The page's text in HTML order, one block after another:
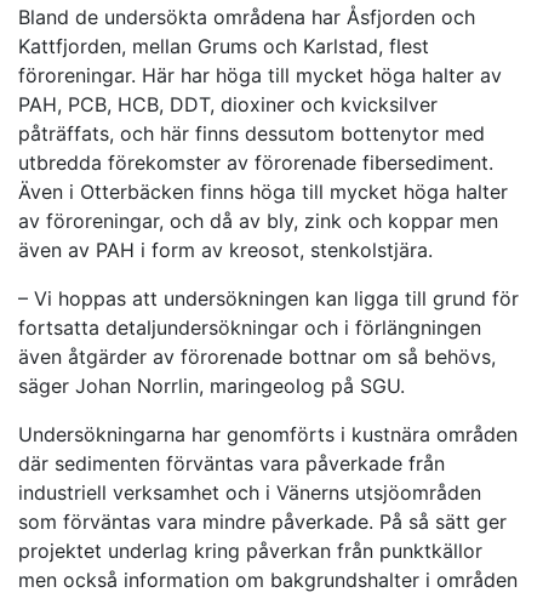
Bland de undersökta områdena har Åsfjorden och
Kattfjorden, mellan Grums och Karlstad, flest
föroreningar. Här har höga till mycket höga halter av
PAH, PCB, HCB, DDT, dioxiner och kvicksilver
påträffats, och här finns dessutom bottenytor med
utbredda förekomster av förorenade fibersediment.
Även i Otterbäcken finns höga till mycket höga halter
av föroreningar, och då av bly, zink och koppar men
även av PAH i form av kreosot, stenkolstjära.
– Vi hoppas att undersökningen kan ligga till grund för
fortsatta detaljundersökningar och i förlängningen
även åtgärder av förorenade bottnar om så behövs,
säger Johan Norrlin, maringeolog på SGU.
Undersökningarna har genomförts i kustnära områden
där sedimenten förväntas vara påverkade från
industriell verksamhet och i Vänerns utsjöområden
som förväntas vara mindre påverkade. På så sätt ger
projektet underlag kring påverkan från punktkällor
men också information om bakgrundshalter i områden